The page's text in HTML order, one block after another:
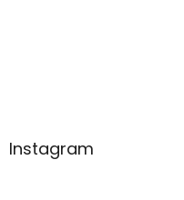
Instagram